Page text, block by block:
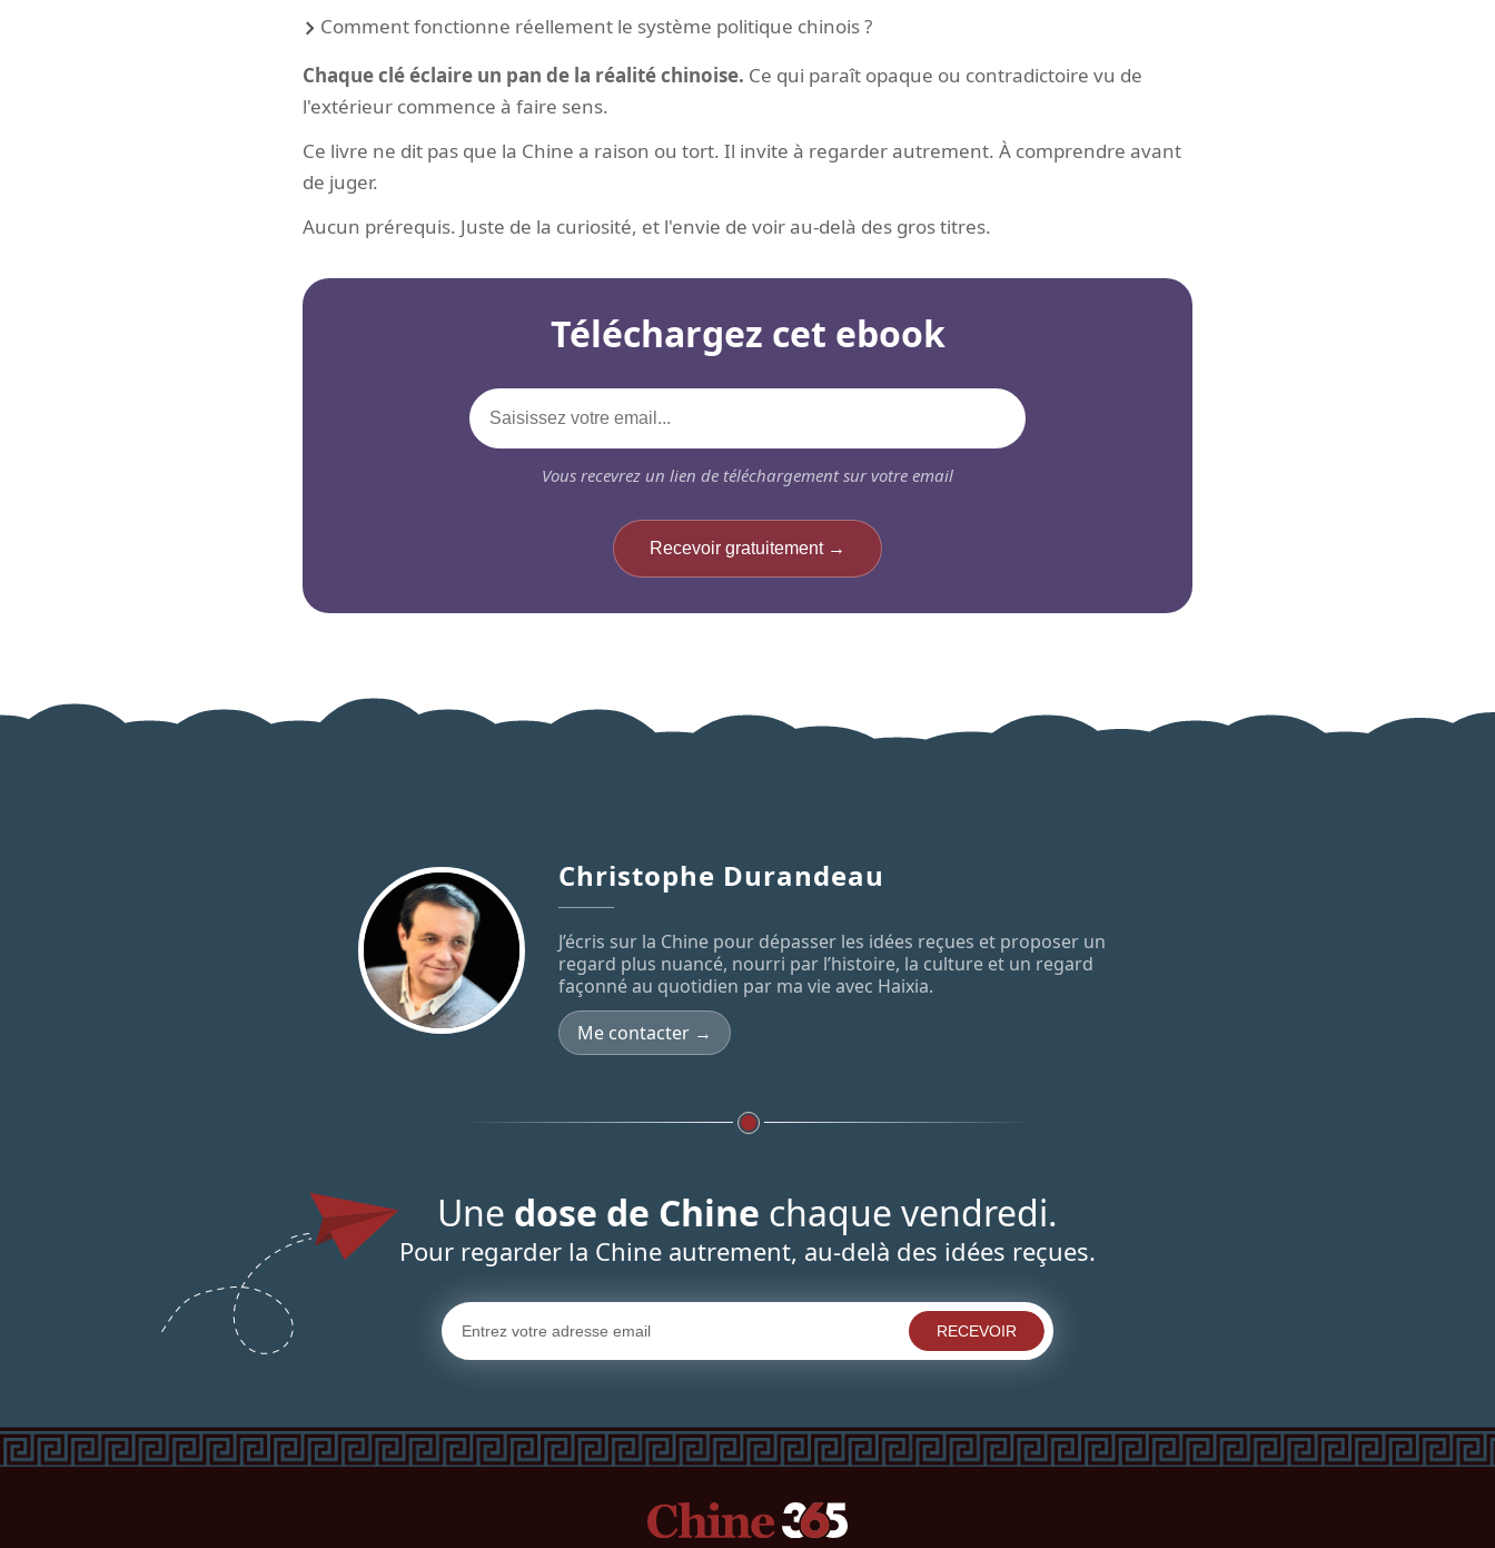
Comment fonctionne réellement le système politique chinois ?
Chaque clé éclaire un pan de la réalité chinoise. Ce qui paraît opaque ou contradictoire vu de
l'extérieur commence à faire sens.
Ce livre ne dit pas que la Chine a raison ou tort. Il invite à regarder autrement. À comprendre avant
de juger.
Aucun prérequis. Juste de la curiosité, et l'envie de voir au-delà des gros titres.
Téléchargez cet ebook
Vous recevrez un lien de téléchargement sur votre email
Recevoir gratuitement →
Christophe Durandeau
J’écris sur la Chine pour dépasser les idées reçues et proposer un
regard plus nuancé, nourri par l’histoire, la culture et un regard
façonné au quotidien par ma vie avec Haixia.
Me contacter →
Une dose de Chine chaque vendredi.
Pour regarder la Chine autrement, au-delà des idées reçues.
RECEVOIR